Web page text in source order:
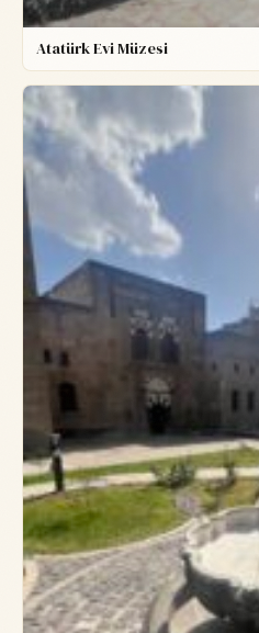
Atatürk Evi Müzesi